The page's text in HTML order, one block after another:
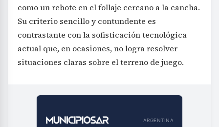
como un rebote en el follaje cercano a la cancha.
Su criterio sencillo y contundente es
contrastante con la sofisticación tecnológica
actual que, en ocasiones, no logra resolver
situaciones claras sobre el terreno de juego.
ARGENTINA